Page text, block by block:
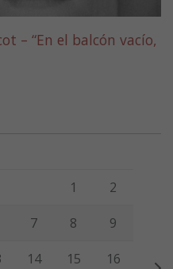
– “En el balcón vacío,
Viernes Sábado
1 2
7 8 9
14 15 16